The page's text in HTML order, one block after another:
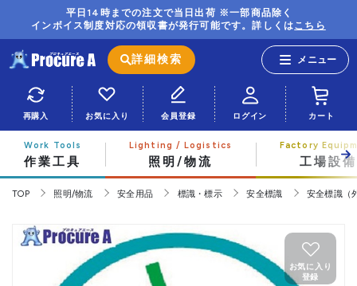
平日14時までの注文で当日出荷 ※一部商品除く
インボイス制度対応の領収書が発行可能です。詳しくはこちら
詳細検索
再購入 お気に入り 会員登録 ログイン カート
作業工具 照明/物流 工場設備
TOP 照明/物流 安全用品 標識・標示 安全標識 安全標識（
お気に入り
登録